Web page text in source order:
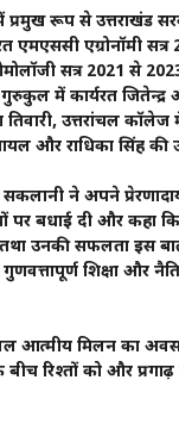
प्रमुख रूप से उत्तराखंड
एमएससी एग्रोनॉमी सत्र
सत्र 2021 से
गुरुकुल में कार्यरत
तिवारी, उत्तरांचल
और राधिका सिंह की
ने अपने
पर बधाई दी और कहा कि
उनकी सफलता इस बात
गुणवत्तापूर्ण शिक्षा और
आत्मीय मिलन का
के बीच रिश्तों को और